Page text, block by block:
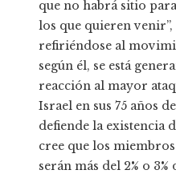
que no habrá sitio
los que quieren
refiriéndose al
según él, se está
reacción al mayor
Israel en sus 75 años
defiende la existencia
cree que los
serán más del 2% o 3%